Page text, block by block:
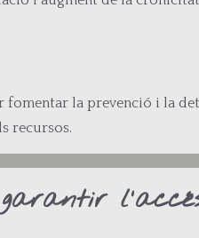
la prevenció i la
recursos.
garantir